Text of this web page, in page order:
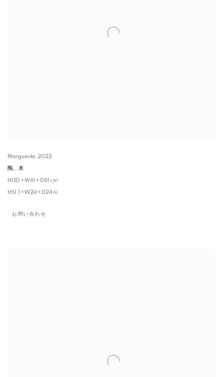
Marguerite, 2022
陶、木
H130 × W61 × D61 cm
H51.1 × W24 × D24 in.
お問い合わせ